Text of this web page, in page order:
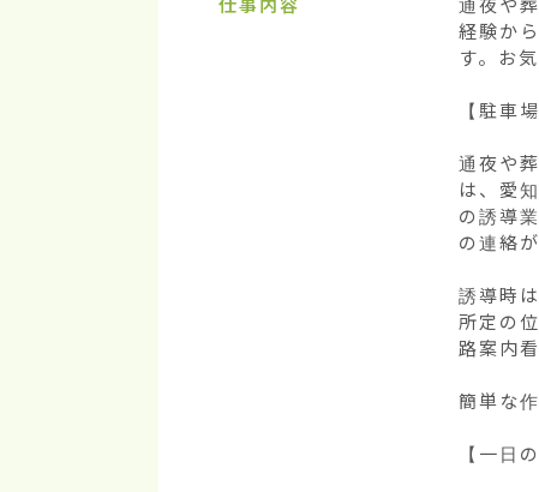
経験か
す。お
【駐車
通夜や
は、愛
の誘導
の連絡
誘導時
所定の
路案内
簡単な
【一日